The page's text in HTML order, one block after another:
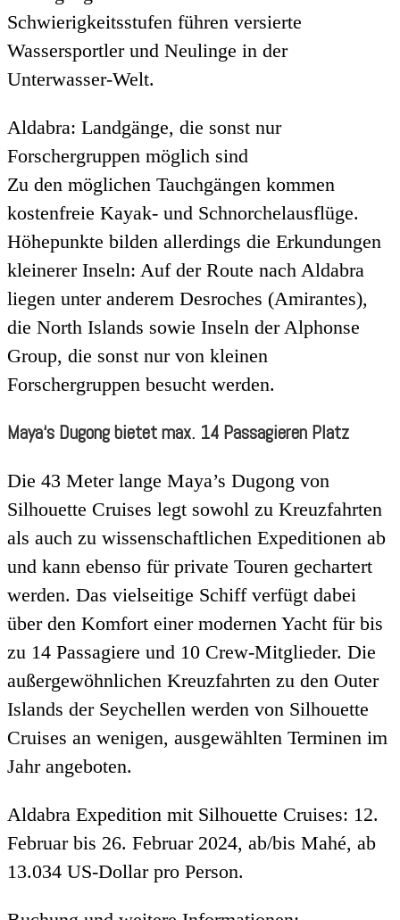
Schwierigkeitsstufen führen versierte
Wassersportler und Neulinge in der
Unterwasser-Welt.
Aldabra: Landgänge, die sonst nur
Forschergruppen möglich sind
Zu den möglichen Tauchgängen kommen
kostenfreie Kayak- und Schnorchelausflüge.
Höhepunkte bilden allerdings die Erkundungen
kleinerer Inseln: Auf der Route nach Aldabra
liegen unter anderem Desroches (Amirantes),
die North Islands sowie Inseln der Alphonse
Group, die sonst nur von kleinen
Forschergruppen besucht werden.
Maya‘s Dugong bietet max. 14 Passagieren Platz
Die 43 Meter lange Maya’s Dugong von
Silhouette Cruises legt sowohl zu Kreuzfahrten
als auch zu wissenschaftlichen Expeditionen ab
und kann ebenso für private Touren gechartert
werden. Das vielseitige Schiff verfügt dabei
über den Komfort einer modernen Yacht für bis
zu 14 Passagiere und 10 Crew-Mitglieder. Die
außergewöhnlichen Kreuzfahrten zu den Outer
Islands der Seychellen werden von Silhouette
Cruises an wenigen, ausgewählten Terminen im
Jahr angeboten.
Aldabra Expedition mit Silhouette Cruises: 12.
Februar bis 26. Februar 2024, ab/bis Mahé, ab
13.034 US-Dollar pro Person.